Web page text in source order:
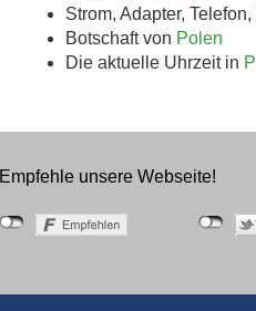
Strom, Adapter,
Botschaft von Polen
Die aktuelle Uhrzeit in
Empfehle unsere Webseite!